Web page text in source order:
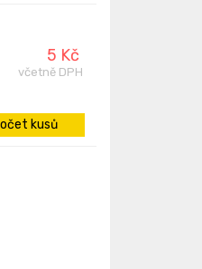
5 Kč
včetně DPH
kusů